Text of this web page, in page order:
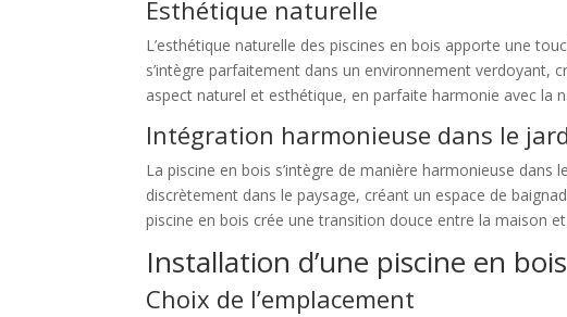
Esthétique naturelle
L’esthétique naturelle des piscines en bois apporte une
s’intègre parfaitement dans un environnement verdoyant,
aspect naturel et esthétique, en parfaite harmonie avec la
Intégration harmonieuse dans le
La piscine en bois s’intègre de manière harmonieuse
discrètement dans le paysage, créant un espace de
piscine en bois crée une transition douce entre la maison
Installation d’une piscine en
Choix de l’emplacement